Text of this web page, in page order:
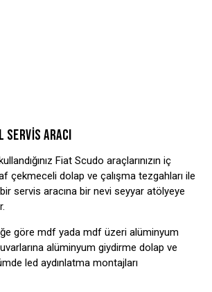
SERVİS ARACI
Fiat Scudo araçlarınızın iç
çekmeceli dolap ve çalışma tezgahları ile
servis aracına bir nevi seyyar atölyeye
göre mdf yada mdf üzeri alüminyum
alüminyum giydirme dolap ve
led aydınlatma montajları